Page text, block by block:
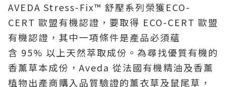
AVEDA Stress-Fix™ 舒壓系列榮獲ECO-
CERT 歐盟有機認證，要取得 ECO-CERT 歐盟
有機認證，其中一項條件是產品必須蘊
含 95% 以上天然萃取成份。為尋找優質有機的
香薰草本成份，Aveda 從法國有機精油及香薰
植物出產商購入品質驗證的薰衣草及鼠尾草，